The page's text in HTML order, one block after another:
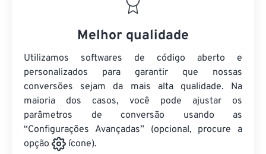
Melhor qualidade
Utilizamos softwares de código aberto e
personalizados para garantir que nossas
conversões sejam da mais alta qualidade. Na
maioria dos casos, você pode ajustar os
parâmetros de conversão usando as
“Configurações Avançadas” (opcional, procure a
opção
ícone).